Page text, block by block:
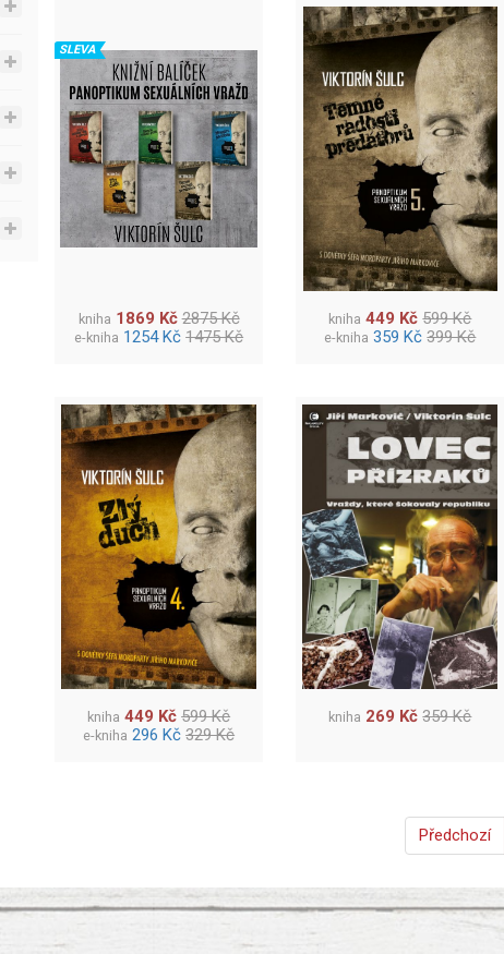
SLEVA
kniha 1869 Kč 2875 Kč
e-kniha 1254 Kč 1475 Kč
kniha 449 Kč 599 Kč
e-kniha 359 Kč 399 Kč
kniha 449 Kč 599 Kč
e-kniha 296 Kč 329 Kč
kniha 269 Kč 359 Kč
Předchozí